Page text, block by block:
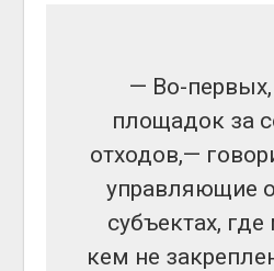
— Во-первых,
площадок за
отходов,—
управляющие
субъектах,
кем не